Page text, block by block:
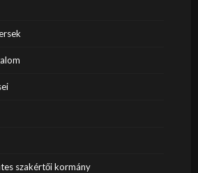
szakértői kormány